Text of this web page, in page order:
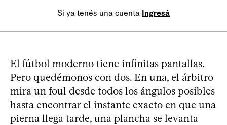
Si ya tenés una cuenta Ingresá
El fútbol moderno tiene infinitas pantallas.
Pero quedémonos con dos. En una, el árbitro
mira un foul desde todos los ángulos posibles
hasta encontrar el instante exacto en que una
pierna llega tarde, una plancha se levanta